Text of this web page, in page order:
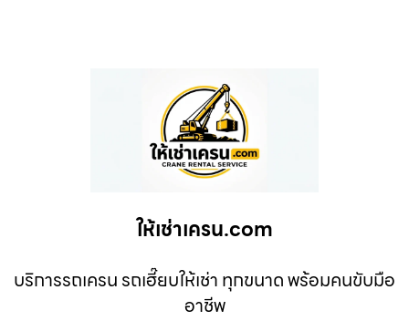
ให้เช่าเครน.com
บริการรถเครน รถเฮี๊ยบให้เช่า ทุกขนาด พร้อมคนขับมือ
อาชีพ